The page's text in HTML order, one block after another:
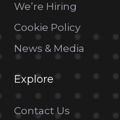
We’re Hiring
Cookie Policy
News & Media
Explore
Contact Us